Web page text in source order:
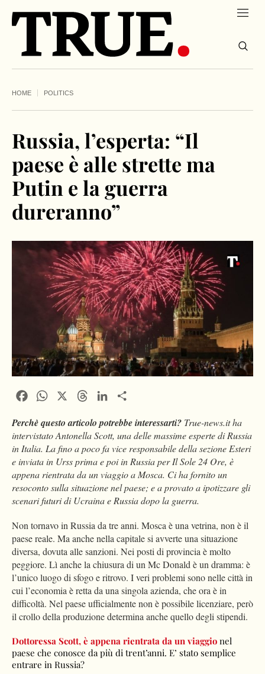
HOME POLITICS
Russia, l’esperta: “Il
paese è alle strette ma
Putin e la guerra
dureranno”
FacebookWhatsApp ThreadsLinkedIn
Perchè questo articolo potrebbe interessarti? True-news.it ha
intervistato Antonella Scott, una delle massime esperte di Russia
in Italia. La fino a poco fa vice responsabile della sezione Esteri
e inviata in Urss prima e poi in Russia per Il Sole 24 Ore, è
appena rientrata da un viaggio a Mosca. Ci ha fornito un
resoconto sulla situazione nel paese; e a provato a ipotizzare gli
scenari futuri di Ucraina e Russia dopo la guerra.
Non tornavo in Russia da tre anni. Mosca è una vetrina, non è il
paese reale. Ma anche nella capitale si avverte una situazione
diversa, dovuta alle sanzioni. Nei posti di provincia è molto
peggiore. Lì anche la chiusura di un Mc Donald è un dramma: è
l’unico luogo di sfogo e ritrovo. I veri problemi sono nelle città in
cui l’economia è retta da una singola azienda, che ora è in
difficoltà. Nel paese ufficialmente non è possibile licenziare, però
il crollo della produzione determina anche quello degli stipendi.
Dottoressa Scott, è appena rientrata da un viaggio nel
paese che conosce da più di trent’anni. E’ stato semplice
entrare in Russia?